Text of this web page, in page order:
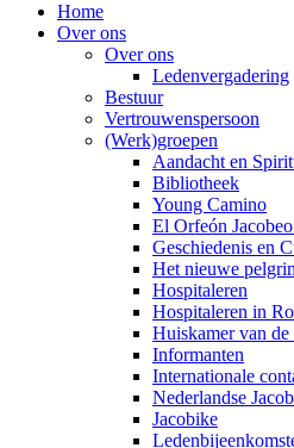
Home
Over ons
Over ons
Ledenvergadering
Bestuur
Vertrouwenspersoon
(Werk)groepen
Aandacht en
Bibliotheek
Young Camino
El Orfeón
Geschiedenis en
Het nieuwe
Hospitaleren
Hospitaleren in
Huiskamer van
Informanten
Internationale
Nederlandse
Jacobike